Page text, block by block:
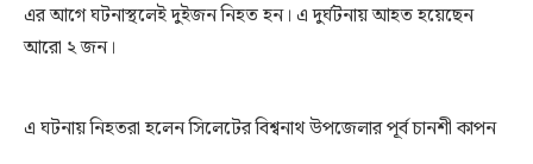
এর আগে ঘটনাস্থলেই দুইজন নিহত হন। এ দুর্ঘটনায় আহত হয়েছেন
আরো ২ জন।
এ ঘটনায় নিহতরা হলেন সিলেটের বিশ্বনাথ উপজেলার পূর্ব চানশী কাপন